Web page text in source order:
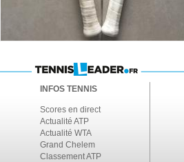
INFOS TENNIS
Scores en direct
Actualité ATP
Actualité WTA
Grand Chelem
Classement ATP